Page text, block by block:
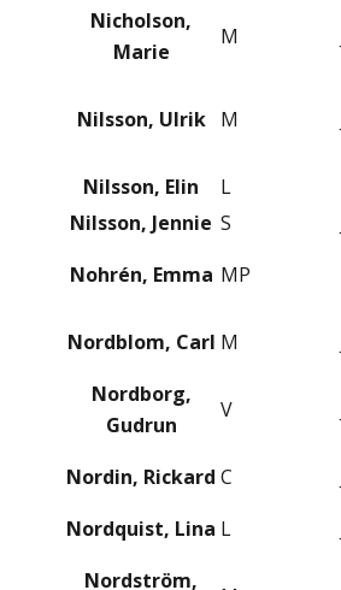
Nicholson,
Marie
M
Nilsson, Ulrik M
Nilsson, Elin L
Nilsson, Jennie S
Nohrén, Emma MP
Nordblom, Carl M
Nordborg,
Gudrun
V
Nordin, Rickard C
Nordquist, Lina L
Nordström,